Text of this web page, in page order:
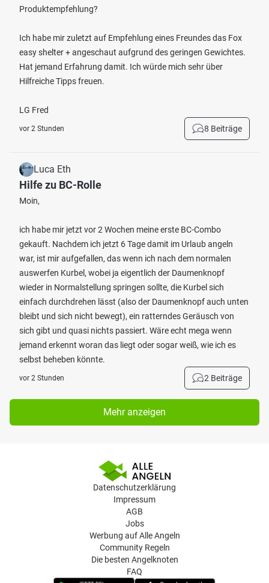
Produktempfehlung?
Ich habe mir zuletzt auf Empfehlung eines Freundes das Fox
easy shelter + angeschaut aufgrund des geringen Gewichtes.
Hat jemand Erfahrung damit. Ich würde mich sehr über
Hilfreiche Tipps freuen.
LG Fred
vor 2 Stunden 8 Beiträge
Luca Eth
Hilfe zu BC-Rolle
Moin,
ich habe mir jetzt vor 2 Wochen meine erste BC-Combo
gekauft. Nachdem ich jetzt 6 Tage damit im Urlaub angeln
war, ist mir aufgefallen, das wenn ich nach dem normalen
auswerfen Kurbel, wobei ja eigentlich der Daumenknopf
wieder in Normalstellung springen sollte, die Kurbel sich
einfach durchdrehen lässt (also der Daumenknopf auch unten
bleibt und sich nicht bewegt), ein ratterndes Geräusch von
sich gibt und quasi nichts passiert. Wäre echt mega wenn
jemand erkennt woran das liegt oder sogar weiß, wie ich es
selbst beheben könnte.
vor 2 Stunden 2 Beiträge
Mehr anzeigen
Datenschutzerklärung
Impressum
AGB
Jobs
Werbung auf Alle Angeln
Community Regeln
Die besten Angelknoten
FAQ